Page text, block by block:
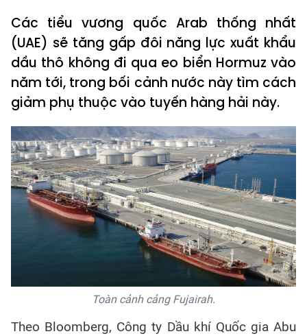
Các tiểu vương quốc Arab thống nhất
(UAE) sẽ tăng gấp đôi năng lực xuất khẩu
dầu thô không đi qua eo biển Hormuz vào
năm tới, trong bối cảnh nước này tìm cách
giảm phụ thuộc vào tuyến hàng hải này.
Toàn cảnh cảng Fujairah.
Theo Bloomberg, Công ty Dầu khí Quốc gia Abu